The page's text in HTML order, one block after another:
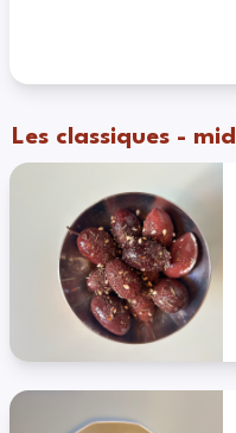
Les classiques -